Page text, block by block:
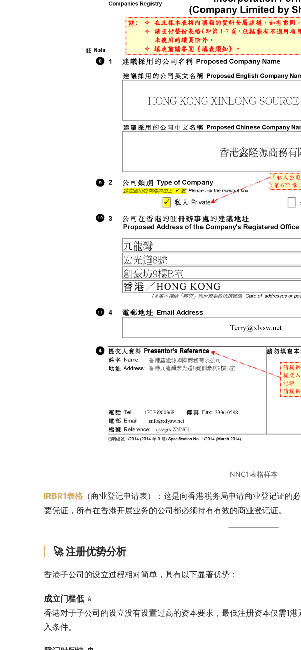
NNC1表格样本
IRBR1表格 （商业登记申请表）：这是向香港税务局申请商业登记证的
要凭证，所有在香港开展业务的公司都必须持有有效的商业登记证。
🚀 注册优势分析
香港子公司的设立过程相对简单，具有以下显著优势：
成立门槛低 ⭐
香港对于子公司的设立没有设置过高的资本要求，最低注册资本仅需1
入条件。